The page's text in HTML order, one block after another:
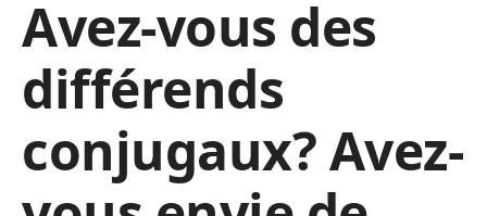
Avez-vous des
différends
conjugaux? Avez-